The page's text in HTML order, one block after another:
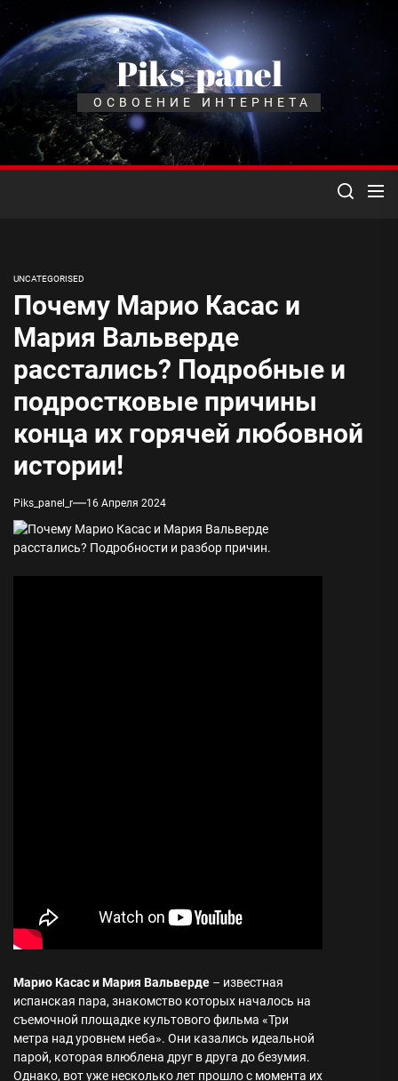
Перейти
содержимому
Piks-panel
ОСВОЕНИЕ ИНТЕРНЕТА
UNCATEGORISED
Почему Марио Касас и
Мария Вальверде
расстались? Подробные и
подростковые причины
конца их горячей любовной
истории!
Piks_panel_r 16 Апреля 2024
Марио Касас и Мария Вальверде – известная
испанская пара, знакомство которых началось на
съемочной площадке культового фильма «Три
метра над уровнем неба». Они казались идеальной
парой, которая влюблена друг в друга до безумия.
Однако, вот уже несколько лет прошло с момента их